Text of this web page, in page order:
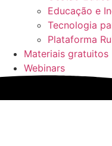
Educação e
Tecnologia
Plataforma
Materiais gratuitos
Webinars